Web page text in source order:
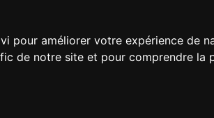
pour améliorer votre expérience de
de notre site et pour comprendre la